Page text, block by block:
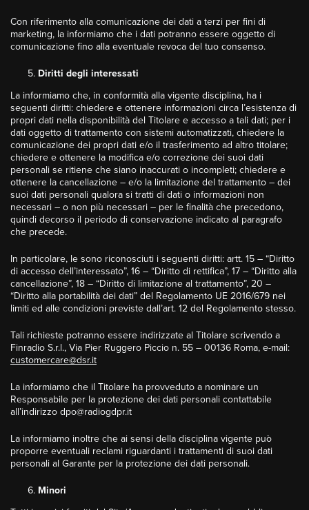
Con riferimento alla comunicazione dei dati a terzi per fini di
marketing, la informiamo che i dati potranno essere oggetto di
comunicazione fino alla eventuale revoca del tuo consenso.
Diritti degli interessati
La informiamo che, in conformità alla vigente disciplina, ha i
seguenti diritti: chiedere e ottenere informazioni circa l’esistenza di
propri dati nella disponibilità del Titolare e accesso a tali dati; per i
dati oggetto di trattamento con sistemi automatizzati, chiedere la
comunicazione dei propri dati e/o il trasferimento ad altro titolare;
chiedere e ottenere la modifica e/o correzione dei suoi dati
personali se ritiene che siano inaccurati o incompleti; chiedere e
ottenere la cancellazione – e/o la limitazione del trattamento – dei
suoi dati personali qualora si tratti di dati o informazioni non
necessari – o non più necessari – per le finalità che precedono,
quindi decorso il periodo di conservazione indicato al paragrafo
che precede.
In particolare, le sono riconosciuti i seguenti diritti: artt. 15 – “Diritto
di accesso dell’interessato”, 16 – “Diritto di rettifica”, 17 – “Diritto alla
cancellazione”, 18 – “Diritto di limitazione al trattamento”, 20 –
“Diritto alla portabilità dei dati” del Regolamento UE 2016/679 nei
limiti ed alle condizioni previste dall’art. 12 del Regolamento stesso.
Tali richieste potranno essere indirizzate al Titolare scrivendo a
Finradio S.r.l., Via Pier Ruggero Piccio n. 55 – 00136 Roma, e-mail:
customercare@dsr.it
La informiamo che il Titolare ha provveduto a nominare un
Responsabile per la protezione dei dati personali contattabile
all’indirizzo dpo@radiogdpr.it
La informiamo inoltre che ai sensi della disciplina vigente può
proporre eventuali reclami riguardanti i trattamenti di suoi dati
personali al Garante per la protezione dei dati personali.
Minori